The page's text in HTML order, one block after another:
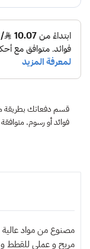
فوائد أو رسوم.
مصنوع من مواد عالية
مريح و عملي للقطط و